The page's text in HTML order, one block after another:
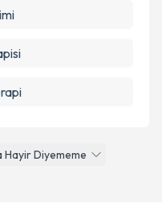
Hayir Diyememe